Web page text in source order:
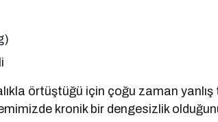
örtüştüğü için çoğu zaman
kronik bir dengesizlik